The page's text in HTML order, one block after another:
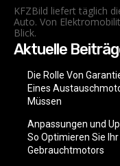
KFZBild liefert täglich
Auto. Von
Blick.
Aktuelle
Die Rolle Von
Eines
Müssen
Anpassungen und
So Optimieren Sie
Gebrauchtmotors